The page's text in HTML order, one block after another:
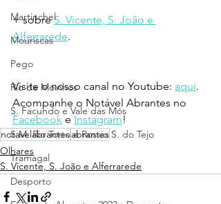
Martinchel
Mouriscas
Pego
Rio de Moinhos
S. Facundo e Vale das Mós
S.M. Rio Torto e Rossio S. do Tejo
Tramagal
Desporto
+ sobre S. Vicente, S. João e
Alferrarede.
Visite o nosso canal no Youtube: aqui.
Acompanhe o Notável Abrantes no
Facebook e Instagram!
notavelabrantesabrantes
Olhares
S. Vicente, S. João e Alferrarede